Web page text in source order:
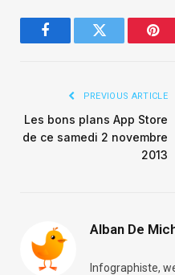
FacebookTwitter
PREVIOUS ARTICLE
Les bons plans App Store
de ce samedi 2 novembre
2013
Alban De
Infographiste,